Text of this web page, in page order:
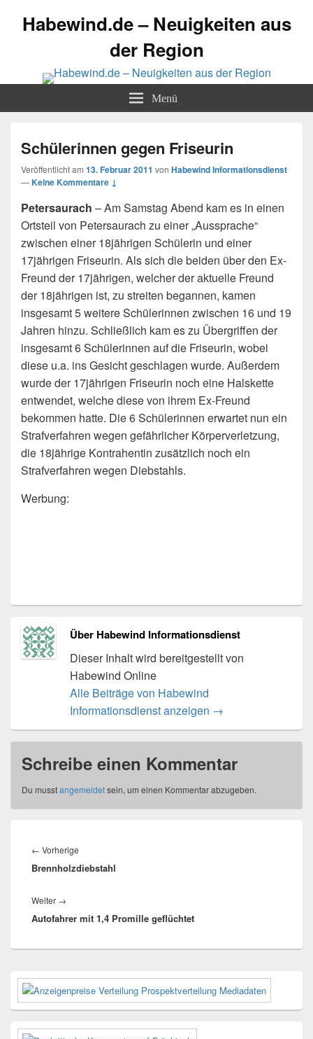
Habewind.de – Neuigkeiten aus
der Region
Menü
Schülerinnen gegen Friseurin
Veröffentlicht am 13. Februar 2011 von Habewind Informationsdienst
—Keine Kommentare ↓
Petersaurach – Am Samstag Abend kam es in einen
Ortsteil von Petersaurach zu einer „Aussprache“
zwischen einer 18jährigen Schülerin und einer
17jährigen Friseurin. Als sich die beiden über den Ex-
Freund der 17jährigen, welcher der aktuelle Freund
der 18jährigen ist, zu streiten begannen, kamen
insgesamt 5 weitere Schülerinnen zwischen 16 und 19
Jahren hinzu. Schließlich kam es zu Übergriffen der
insgesamt 6 Schülerinnen auf die Friseurin, wobei
diese u.a. ins Gesicht geschlagen wurde. Außerdem
wurde der 17jährigen Friseurin noch eine Halskette
entwendet, welche diese von ihrem Ex-Freund
bekommen hatte. Die 6 Schülerinnen erwartet nun ein
Strafverfahren wegen gefährlicher Körperverletzung,
die 18jährige Kontrahentin zusätzlich noch ein
Strafverfahren wegen Diebstahls.
Werbung:
Über Habewind Informationsdienst
Dieser Inhalt wird bereitgestellt von
Habewind Online
Alle Beiträge von Habewind
Informationsdienst anzeigen →
Schreibe einen Kommentar
Du musstangemeldetsein, um einen Kommentar abzugeben.
← Vorherige
Beitrag:
Brennholzdiebstahl
Weiter →
Beitrag:
Autofahrer mit 1,4 Promille geflüchtet
Primärer
Seitenleisten-
Widgetbereich